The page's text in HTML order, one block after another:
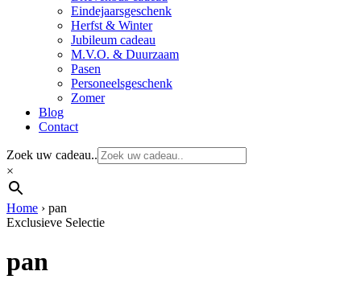
Eindejaarsgeschenk
Herfst & Winter
Jubileum cadeau
M.V.O. & Duurzaam
Pasen
Personeelsgeschenk
Zomer
Blog
Contact
Zoek uw cadeau..
×
Home › pan
Exclusieve Selectie
pan